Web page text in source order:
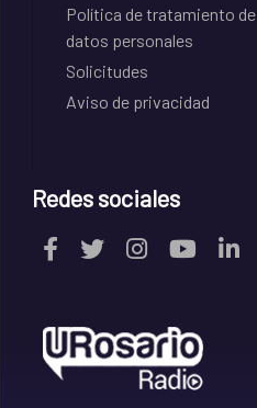
Política de tratamiento de
datos personales
Solicitudes
Aviso de privacidad
Redes sociales